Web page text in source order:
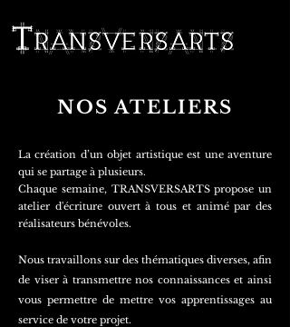
NOS ATELIERS
La création d’un objet artistique est une aventure
qui se partage à plusieurs.
Chaque semaine, TRANSVERSARTS propose un
atelier d'écriture ouvert à tous et animé par des
réalisateurs bénévoles.
Nous travaillons sur des thématiques diverses, afin
de viser à transmettre nos connaissances et ainsi
vous permettre de mettre vos apprentissages au
service de votre projet.